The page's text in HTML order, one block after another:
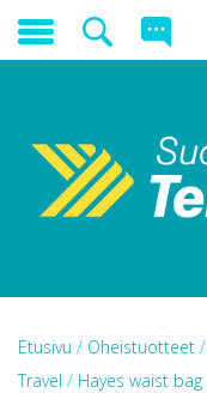
Etusivu / Oheistuotteet /
Travel / Hayes waist bag